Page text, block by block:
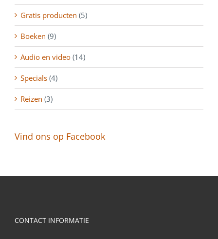
Gratis producten (5)
Boeken (9)
Audio en video (14)
Specials (4)
Reizen (3)
Vind ons op Facebook
CONTACT INFORMATIE